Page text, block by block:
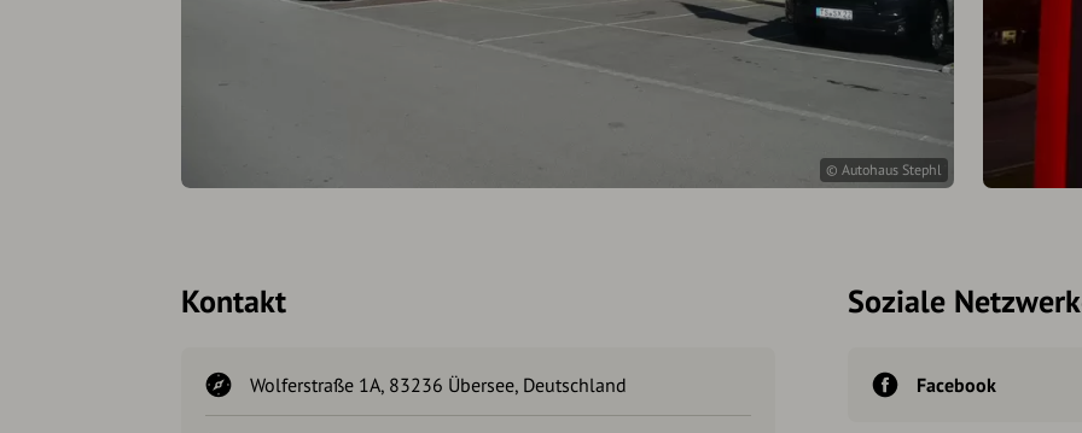
© Autohaus Stephl
Kontakt
Wolferstraße 1A, 83236 Übersee, Deutschland
Soziale
Facebook